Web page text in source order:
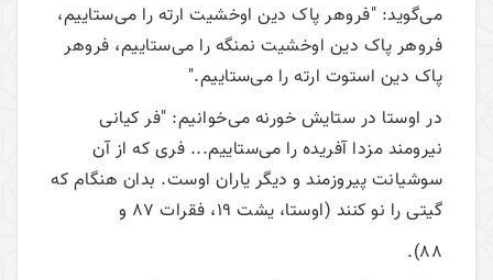
می‌گوید: "فروهر پاک دین اوخشیت ارته را می‌ستاییم،
فروهر پاک دین اوخشیت نمنگه را می‌ستاییم، فروهر
پاک دین استوت ارته را می‌ستاییم."
در اوستا در ستایش خورنه می‌خوانیم: "فر کیانی
نیرومند مزدا آفریده را می‌ستاییم... فری که از آن
سوشیانت پیروزمند و دیگر یاران اوست. بدان هنگام که
گیتی را نو کنند (اوستا، یشت 19، فقرات 87 و
88).